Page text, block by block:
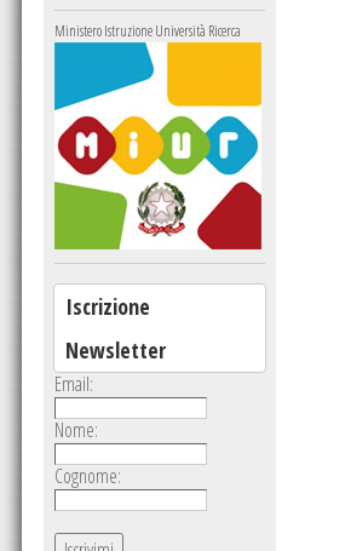
Ministero Istruzione Università Ricerca
Iscrizione
Newsletter
Email:
Nome:
Cognome: